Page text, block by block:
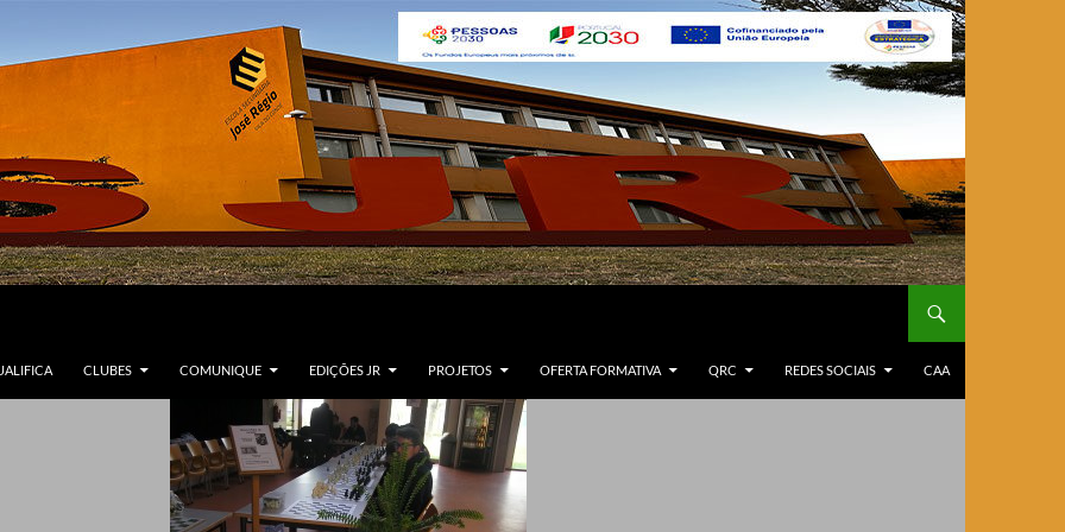
CLUBES COMUNIQUE EDIÇÕES JR PROJETOS OFERTA FORMATIVA QRC REDES SOCIAIS CAA